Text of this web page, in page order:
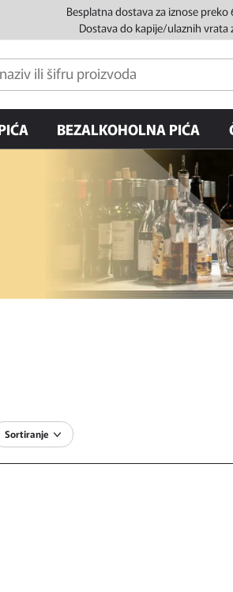
Besplatna dostava za iznose preko
Dostava do kapije/ulaznih vrata
BEZALKOHOLNA PIĆA
Sortiranje